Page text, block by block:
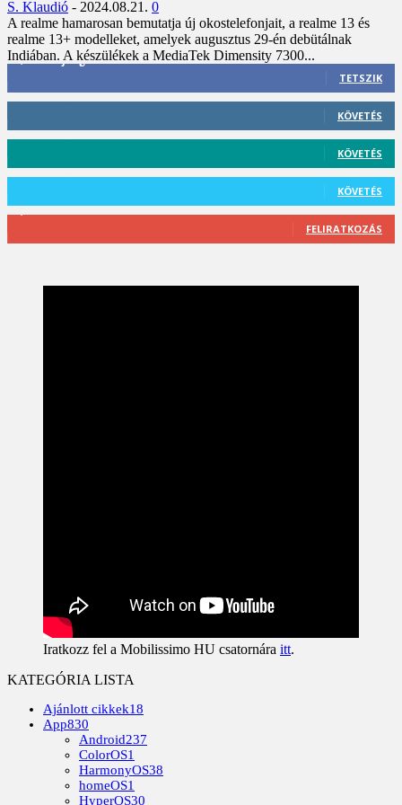
S. Klaudió - 2024.08.21. 0
A realme hamarosan bemutatja új okostelefonjait, a realme 13 és
realme 13+ modelleket, amelyek augusztus 29-én debütálnak
Indiában. A készülékek a MediaTek Dimensity 7300...
3,452 Rajongók
TETSZIK
KÖVETÉS
KÖVETÉS
KÖVETÉS
FELIRATKOZÁS
Iratkozz fel a Mobilissimo HU csatornára itt.
KATEGÓRIA LISTA
Ajánlott cikkek18
App830
Android237
ColorOS1
HarmonyOS38
homeOS1
HyperOS30